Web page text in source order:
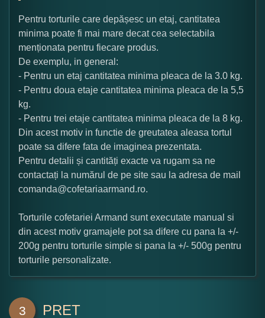
Pentru torturile care depășesc un etaj, cantitatea
minima poate fi mai mare decat cea selectabila
menționata pentru fiecare produs.
De exemplu, in general:
- Pentru un etaj cantitatea minima pleaca de la 3.0 kg.
- Pentru doua etaje cantitatea minima pleaca de la 5,5
kg.
- Pentru trei etaje cantitatea minima pleaca de la 8 kg.
Din acest motiv in functie de greutatea aleasa tortul
poate sa difere fata de imaginea prezentata.
Pentru detalii și cantități exacte va rugam sa ne
contactați la numărul de pe site sau la adresa de mail
comanda@cofetariaarmand.ro.
Torturile cofetariei Armand sunt executate manual si
din acest motiv gramajele pot sa difere cu pana la +/-
200g pentru torturile simple si pana la +/- 500g pentru
torturile personalizate.
3 PRET